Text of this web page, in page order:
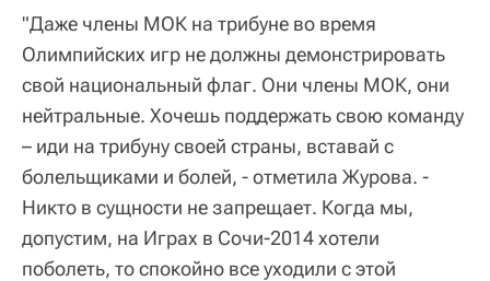
"Даже члены МОК на трибуне во время
Олимпийских игр не должны демонстрировать
свой национальный флаг. Они члены МОК, они
нейтральные. Хочешь поддержать свою команду
– иди на трибуну своей страны, вставай с
болельщиками и болей, - отметила Журова. -
Никто в сущности не запрещает. Когда мы,
допустим, на Играх в Сочи-2014 хотели
поболеть, то спокойно все уходили с этой